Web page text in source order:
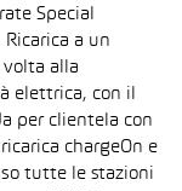
Special
Ricarica a un
volta alla
elettrica, con il
per clientela con
chargeOn e
tutte le stazioni